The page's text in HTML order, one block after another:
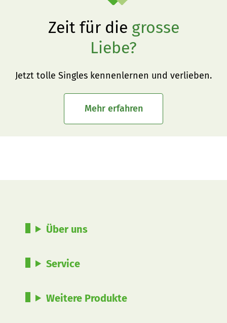
Zeit für die grosse
Liebe?
Jetzt tolle Singles kennenlernen und verlieben.
Mehr erfahren
Über uns
Service
Weitere Produkte